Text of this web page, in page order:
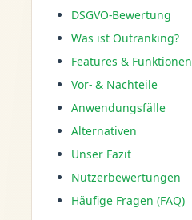
DSGVO-Bewertung
Was ist Outranking?
Features & Funktionen
Vor- & Nachteile
Anwendungsfälle
Alternativen
Unser Fazit
Nutzerbewertungen
Häufige Fragen (FAQ)